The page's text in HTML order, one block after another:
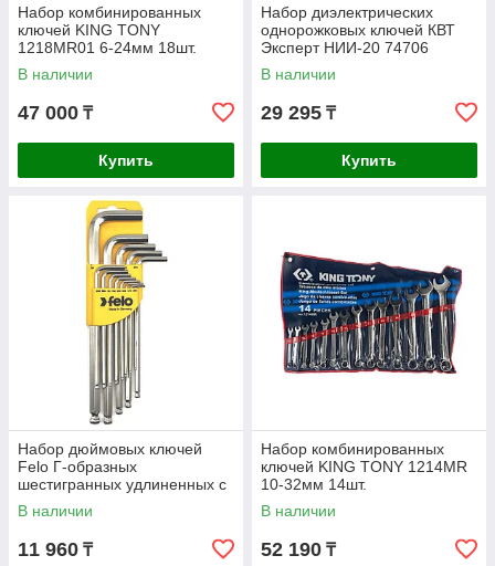
Набор комбинированных
ключей KING TONY
1218MR01 6-24мм 18шт.
В наличии
47 000 ₸
Купить
Набор диэлектрических
однорожковых ключей КВТ
Эксперт НИИ-20 74706
В наличии
29 295 ₸
Купить
Набор дюймовых ключей
Felo Г-образных
шестигранных удлиненных с
шаровым окончанием. HEX
050"-3/8" 13шт.
В наличии
11 960 ₸
Набор комбинированных
ключей KING TONY 1214MR
10-32мм 14шт.
В наличии
52 190 ₸